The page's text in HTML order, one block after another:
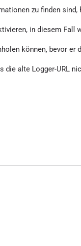
zu finden
in diesem Fall
können, bevor er
die alte Logger-URL